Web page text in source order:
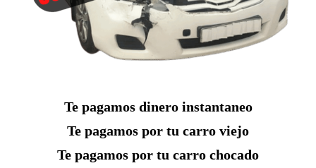
Te pagamos dinero instantaneo
Te pagamos por tu carro viejo
Te pagamos por tu carro chocado